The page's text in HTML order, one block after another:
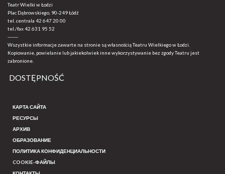
Teatr Wielki w Łodzi
Plac Dąbrowskiego, 90-249 Łódź
tel. centrala 42 647 20 00
tel./fax42 631 95 52
-------
Wszystkie informacje zawarte na stronie są własnością Teatru Wielkiego w Łodzi.
Kopiowanie, powielanie lub jakiekolwiek inne wykorzystywanie bez zgody Teatru jest
zabronione.
DOSTĘPNOŚĆ
КАРТА САЙТА
РЕСУРСЫ
АРХИВ
ОБРАЗОВАНИЕ
ПОЛИТИКА КОНФИДЕНЦИАЛЬНОСТИ
COOKIE-ФАЙЛЫ